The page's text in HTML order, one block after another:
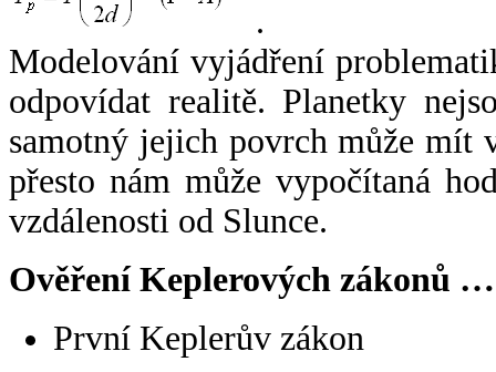
.
Modelování vyjádření
odpovídat realitě. Planetky
samotný jejich povrch může mít
přesto nám může vypočítaná
vzdálenosti od Slunce.
Ověření Keplerových zákonů …
První Keplerův zákon